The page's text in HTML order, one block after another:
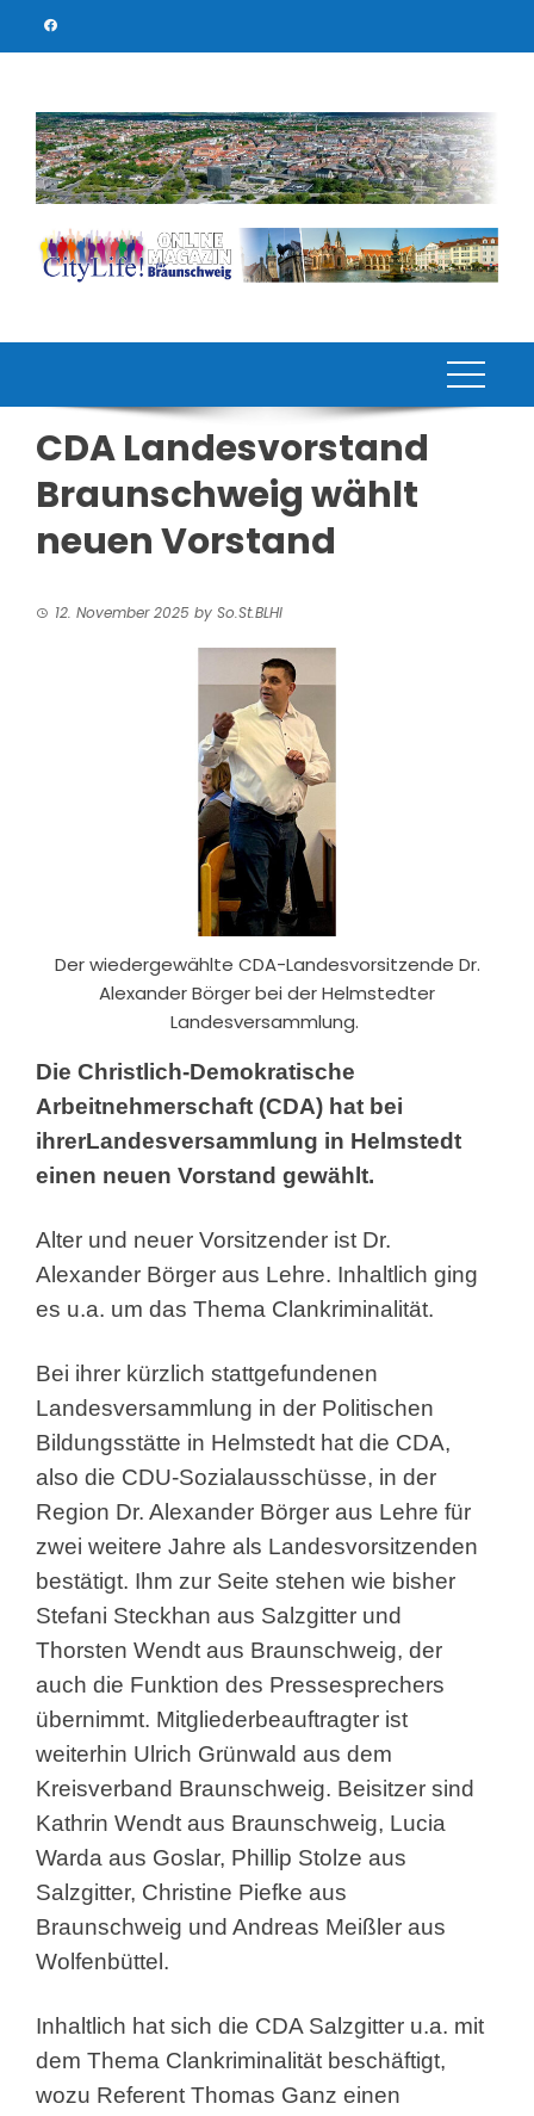
CDA Landesvorstand
Braunschweig wählt
neuen Vorstand
12. November 2025 by So.St.BLHI
Der wiedergewählte CDA-Landesvorsitzende Dr.
Alexander Börger bei der Helmstedter
Landesversammlung.
Die Christlich-Demokratische
Arbeitnehmerschaft (CDA) hat bei
ihrerLandesversammlung in Helmstedt
einen neuen Vorstand gewählt.
Alter und neuer Vorsitzender ist Dr.
Alexander Börger aus Lehre. Inhaltlich ging
es u.a. um das Thema Clankriminalität.
Bei ihrer kürzlich stattgefundenen
Landesversammlung in der Politischen
Bildungsstätte in Helmstedt hat die CDA,
also die CDU-Sozialausschüsse, in der
Region Dr. Alexander Börger aus Lehre für
zwei weitere Jahre als Landesvorsitzenden
bestätigt. Ihm zur Seite stehen wie bisher
Stefani Steckhan aus Salzgitter und
Thorsten Wendt aus Braunschweig, der
auch die Funktion des Pressesprechers
übernimmt. Mitgliederbeauftragter ist
weiterhin Ulrich Grünwald aus dem
Kreisverband Braunschweig. Beisitzer sind
Kathrin Wendt aus Braunschweig, Lucia
Warda aus Goslar, Phillip Stolze aus
Salzgitter, Christine Piefke aus
Braunschweig und Andreas Meißler aus
Wolfenbüttel.
Inhaltlich hat sich die CDA Salzgitter u.a. mit
dem Thema Clankriminalität beschäftigt,
wozu Referent Thomas Ganz einen